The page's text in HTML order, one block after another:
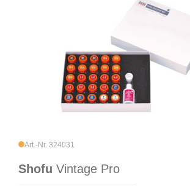
Art.-Nr. 324031
Shofu Vintage Pro